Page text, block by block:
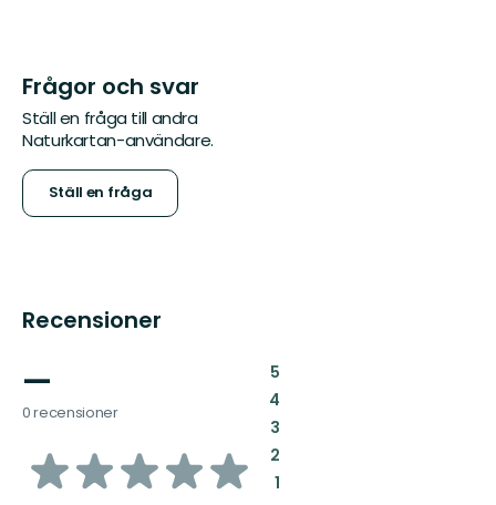
Frågor och svar
Ställ en fråga till andra
Naturkartan-användare.
Ställ en fråga
Recensioner
—
0 recensioner
av
5:
4:
3:
2:
1: